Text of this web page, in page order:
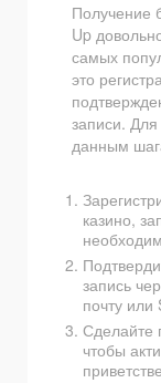
Получение
Up
самых
это
записи. Для
данным
казино,
запись
почту или
Сделайте
чтобы